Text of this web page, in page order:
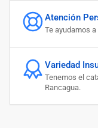
Atención
Te ayudamos
Variedad
Tenemos el
Rancagua.